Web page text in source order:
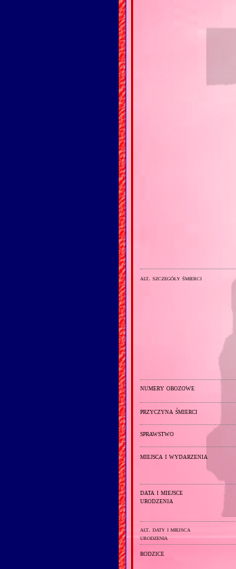
alt. szczegóły śmierci
numery obozowe
przyczyna śmierci
sprawstwo
miejsca i wydarzenia
data i miejsce
urodzenia
alt. daty i miejsca
urodzenia
rodzice